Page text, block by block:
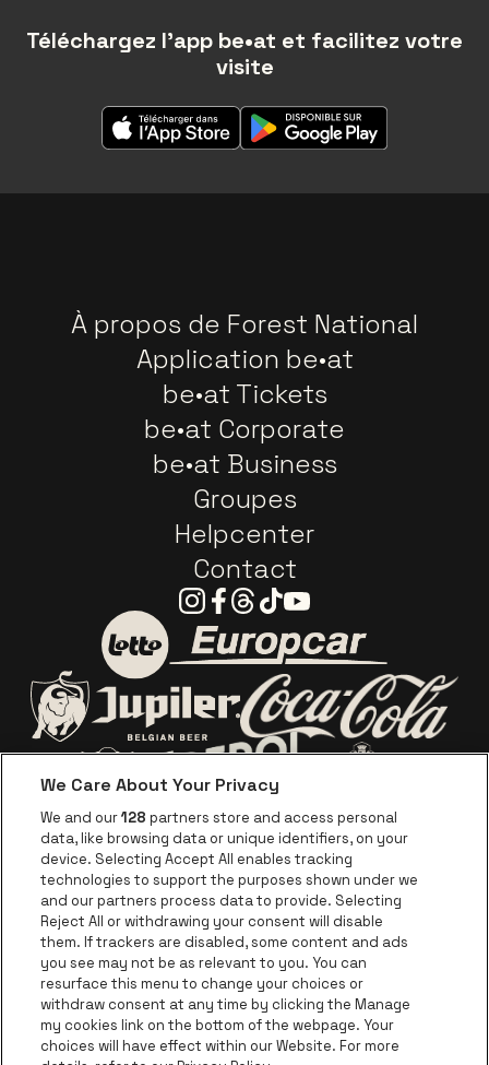
Téléchargez l'app be•at et facilitez votre
visite
À propos de Forest National
Application be•at
be•at Tickets
be•at Corporate
be•at Business
Groupes
Helpcenter
Contact
Instagram
Facebook
Threads
TiktokYoutube
Visitez le site de Lotto
Visitez le site de
Visitez le site de Jupiler Visitez le site de
Visitez le site de Red Bull
Visitez le site de Le logo de
Visitez le site de Le logo Jameson en
Visitez le site de CrokyVisitez le site de Bruzz
Visitez le site de Le SoirVisitez le site de
Visitez le site de Radio
Forest National fait partie de be•at
We Care About Your Privacy
We and our128 partners store and access personal
data, like browsing data or unique identifiers, on your
device. Selecting Accept All enables tracking
technologies to support the purposes shown under we
and our partners process data to provide. Selecting
Reject All or withdrawing your consent will disable
them. If trackers are disabled, some content and ads
you see may not be as relevant to you. You can
resurface this menu to change your choices or
withdraw consent at any time by clicking the Manage
my cookies link on the bottom of the webpage. Your
choices will have effect within our Website. For more